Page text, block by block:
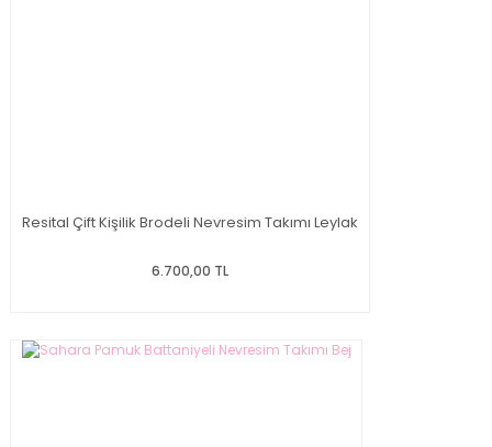
Resital Çift Kişilik Brodeli Nevresim Takımı Leylak
6.700,00 TL